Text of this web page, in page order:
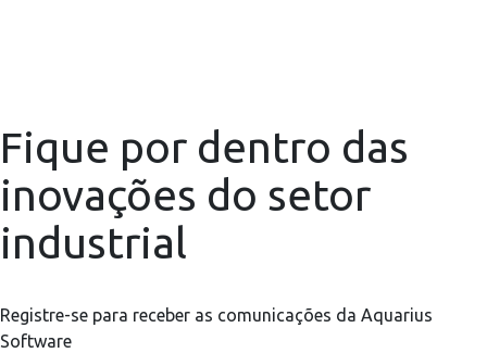
Fique por dentro das
inovações do setor
industrial
Registre-se para receber as comunicações da Aquarius
Software